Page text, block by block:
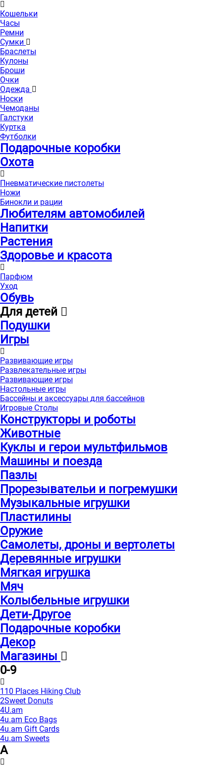
Кошельки
Часы
Ремни
Сумки
Браслеты
Кулоны
Броши
Очки
Одежда
Носки
Чемоданы
Галстуки
Куртка
Футболки
Подарочные коробки
Охота
Пневматические пистолеты
Ножи
Бинокли и рации
Любителям автомобилей
Напитки
Растения
Здоровье и красота
Парфюм
Уход
Обувь
Для детей
Подушки
Игры
Развивающие игры
Развлекательные игры
Развивающие игры
Настольные игры
Бассейны и аксессуары для бассейнов
Игровые Столы
Конструкторы и роботы
Животные
Куклы и герои мультфильмов
Машины и поезда
Пазлы
Прорезывательи и погремушки
Музыкальные игрушки
Пластилины
Оружие
Самолеты, дроны и вертолеты
Деревянные игрушки
Мягкая игрушка
Мяч
Колыбельные игрушки
Дети-Другое
Подарочные коробки
Декор
Магазины
0-9
110 Places Hiking Club
2Sweet Donuts
4U.am
4u.am Eco Bags
4u.am Gift Cards
4u.am Sweets
A